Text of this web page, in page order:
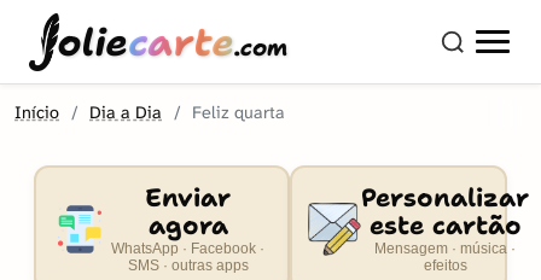
oliecarte.com
Início Dia a Dia Feliz quarta
Enviar
agora
WhatsApp · Facebook ·
SMS · outras apps
Personalizar
este cartão
Mensagem · música ·
efeitos